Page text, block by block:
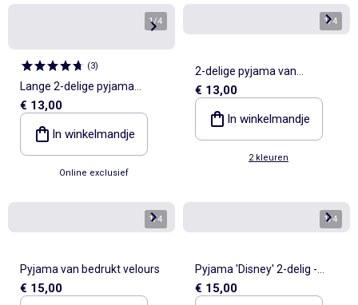
1/4
(3)
Lange 2-delige pyjama
'Gabby en het Magische Huis'
€ 13,00
In winkelmandje
Online exclusief
1/4
2-delige pyjama van
pointellebreisel
€ 13,00
In winkelmandje
2 kleuren
1/4
Pyjama van bedrukt velours
€ 15,00
1/4
Pyjama 'Disney' 2-delig -
Sweater + broek
€ 15,00